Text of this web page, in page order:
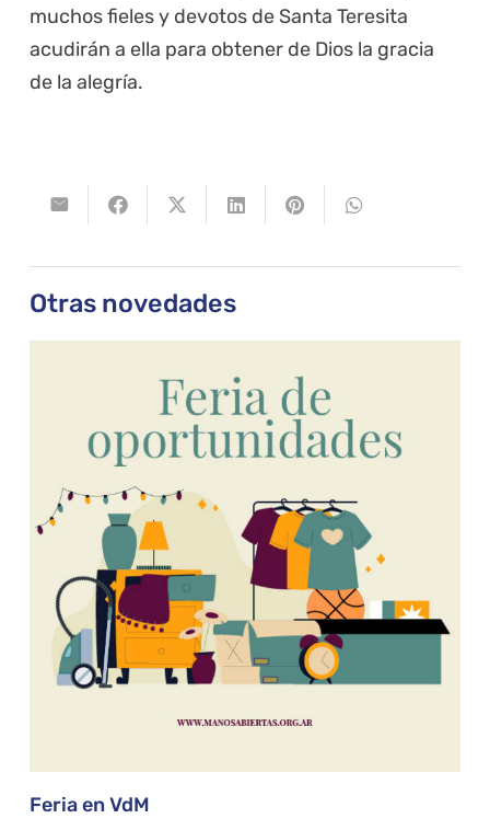
muchos fieles y devotos de Santa Teresita
acudirán a ella para obtener de Dios la gracia
de la alegría.
Otras novedades
Feria en VdM